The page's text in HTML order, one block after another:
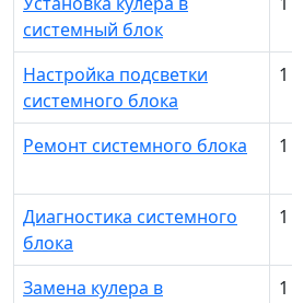
системный блок
Настройка подсветки
системного блока
Ремонт системного блока
Диагностика системного
блока
Замена кулера в